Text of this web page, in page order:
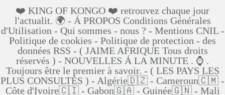
❤️ KING OF KONGO ❤️ retrouvez chaque jour
l'actualit. 🌍 - Á PROPOS Conditions Générales
d'Utilisation - Qui sommes - nous ? - Mentions CNIL -
Politique de cookies - Politique de protection - des
données RSS - ( JAIME AFRIQUE Tous droits
réservés ) - NOUVELLES Á LA MINUTE . ⌚ .
Toujours être le premier à savoir. - ( LES PAYS LES
PLUS CONSULTÉS ) - Algérie🇩🇿 - Cameroun🇨🇲 -
Côte d'Ivoire🇨🇮 - Gabon🇬🇦 - Guinée🇬🇳 - Mali